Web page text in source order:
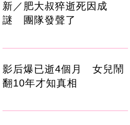
新／肥大叔猝逝死因成
謎 團隊發聲了
影后爆已逝4個月 女兒鬧
翻10年才知真相